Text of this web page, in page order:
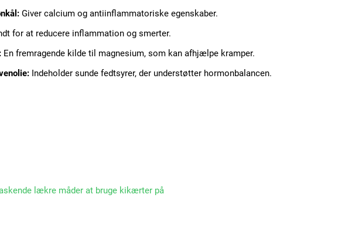
Giver calcium og antiinflammatoriske egenskaber.
for at reducere inflammation og smerter.
En fremragende kilde til magnesium, som kan afhjælpe kramper.
Indeholder sunde fedtsyrer, der understøtter hormonbalancen.
lækre måder at bruge kikærter på